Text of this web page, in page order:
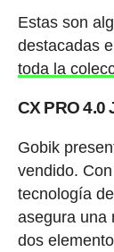
Estas son
destacadas
toda la
CX PRO 4.0
Gobik
vendido.
tecnología
asegura una
dos